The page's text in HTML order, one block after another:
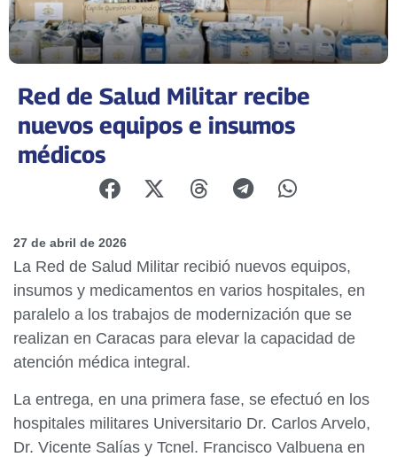
Red de Salud Militar recibe
nuevos equipos e insumos
médicos
27 de abril de 2026
La Red de Salud Militar recibió nuevos equipos,
insumos y medicamentos en varios hospitales, en
paralelo a los trabajos de modernización que se
realizan en Caracas para elevar la capacidad de
atención médica integral.
La entrega, en una primera fase, se efectuó en los
hospitales militares Universitario Dr. Carlos Arvelo,
Dr. Vicente Salías y Tcnel. Francisco Valbuena en